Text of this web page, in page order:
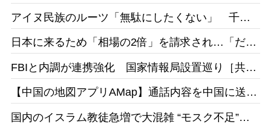
イリー新潮］25/1
経］26/05
アイヌ民族のルーツ「無駄にしたくない」 千葉
県出身・佐藤さんが平取高入学 差別受けた父の
遺志受け継ぐ［北海道新聞］26/05
日本に来るため「相場の2倍」を請求され…「だか
ム人女性の事情［東京新聞］26/05
FBIと内調が連携強化 国家情報局設置巡り［共
同］26/05
【中国の地図アプリAMap】通話内容を中国に送
国内のイスラム教徒急増で大混雑 “モスク不足”訴